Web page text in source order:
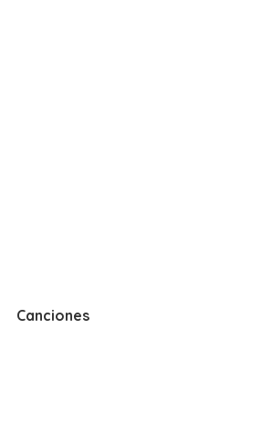
Canciones